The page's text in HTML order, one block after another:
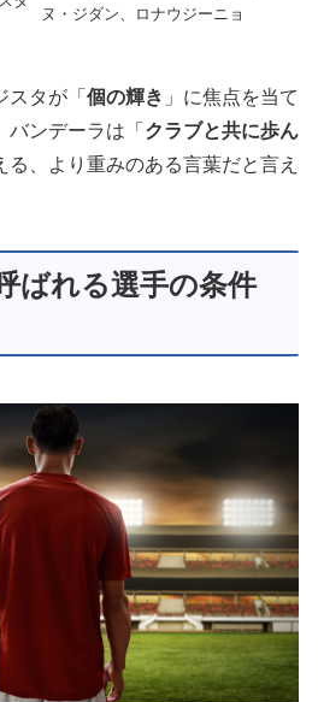
ヌ・ジダン、ロナウジーニョ
スタが「 個の輝き 」に焦点を当て
ンデーラは「 クラブと共に歩ん
る、より重みのある言葉だと言え
ばれる選手の条件